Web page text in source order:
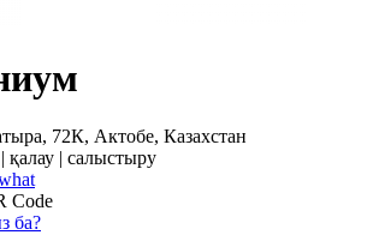
72К, Актобе, Казахстан
| қалау | салыстыру
ба?